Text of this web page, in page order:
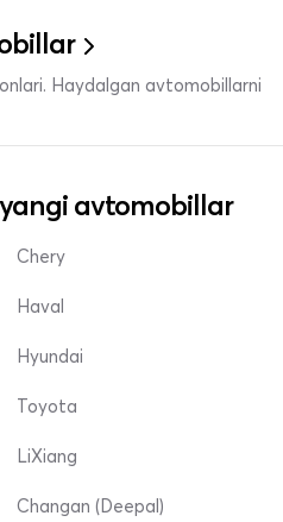
Haydalgan avtomobillarni
avtomobillar
Chery
Haval
Hyundai
Toyota
LiXiang
Changan (Deepal)